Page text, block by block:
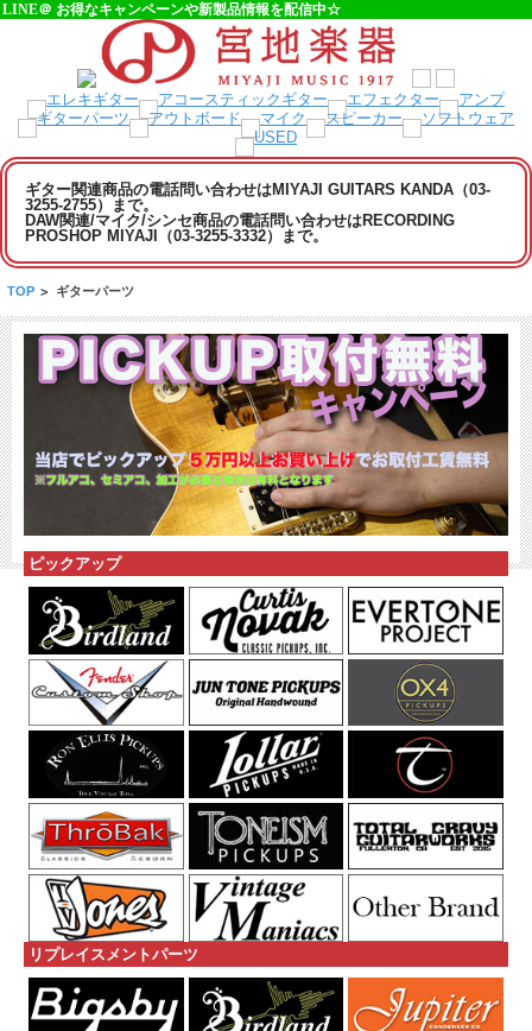
LINE＠ お得なキャンペーンや新製品情報を配信中☆
ギター関連商品の電話問い合わせはMIYAJI GUITARS KANDA（03-
3255-2755）まで。
DAW関連/マイク/シンセ商品の電話問い合わせはRECORDING
PROSHOP MIYAJI（03-3255-3332）まで。
TOP > ギターパーツ
ピックアップ
リプレイスメントパーツ